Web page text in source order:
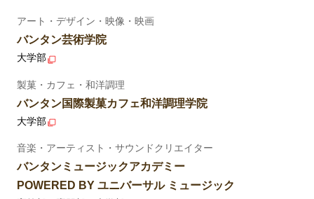
アート・デザイン・映像・映画
バンタン芸術学院
大学部
製菓・カフェ・和洋調理
バンタン国際製菓カフェ和洋調理学院
大学部
音楽・アーティスト・サウンドクリエイター
バンタンミュージックアカデミー
POWERED BY ユニバーサル ミュージック